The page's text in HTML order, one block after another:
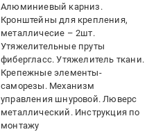
Алюминиевый карниз.
Кронштейны для крепления,
металличесие – 2шт.
Утяжелительные пруты
фибергласс. Утяжелитель ткани.
Крепежные элементы-
саморезы. Механизм
управления шнуровой. Люверс
металлический. Инструкция по
монтажу